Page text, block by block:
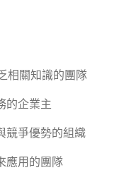
相關知識的團隊
的企業主
競爭優勢的組織
應用的團隊